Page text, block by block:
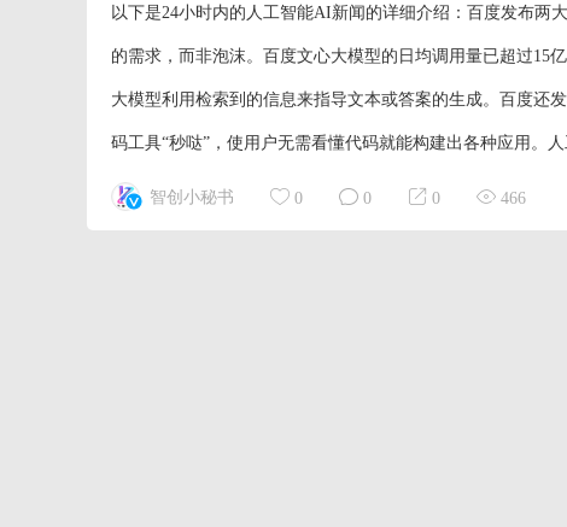
以下是24小时内的人工智能AI新闻的详细介绍：百度发布两
的需求，而非泡沫。百度文心大模型的日均调用量已超过15
大模型利用检索到的信息来指导文本或答案的生成。百度还
码工具“秒哒”，使用户无需看懂代码就能构建出各种应用。
智创小秘书 0 0 0 466